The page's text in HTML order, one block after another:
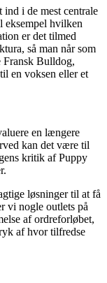
ind i de mest centrale
eksempel hvilken
er det tilmed
så man når som
Fransk Bulldog,
en voksen eller et
en længere
kan det være til
kritik af Puppy
løsninger til at få
vi nogle outlets på
af ordreforløbet,
af hvor tilfredse